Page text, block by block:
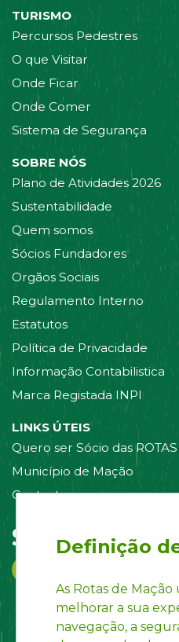
TURISMO
Percursos Pedestres
O que Visitar
Onde Ficar
Onde Comer
Sistema de Segurança
SOBRE NÓS
Plano de Atividades 2026
Sustentabilidade
Quem somos
Sócios Fundadores
Orgãos Sociais
Regulamento Interno
Estatutos
Política de Privacidade
Informação Contabilistica
Marca Registada INPI
LINKS ÚTEIS
Quero ser Sócio das ROTAS
Município de Mação
Contacte-nos
Siga-nos em:
Definição
As Rotas de Mação
melhorar a sua
navegação, a